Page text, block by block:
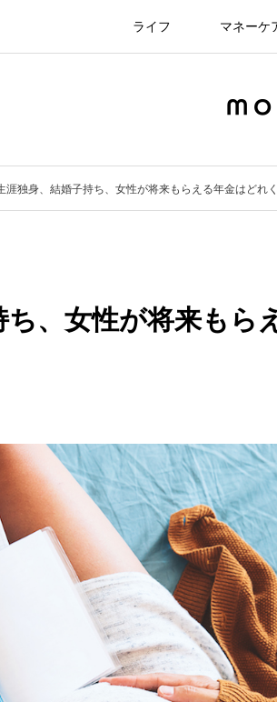
ライフ マネーケ
涯独身、結婚子持ち、女性が将来もらえる年金はどれ
、女性が将来もら